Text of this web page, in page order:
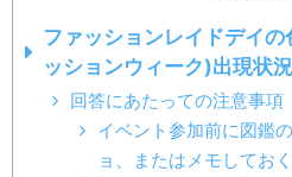
ファッションレイドデイ
ッションウィーク)出現状
回答にあたっての注意事項
イベント参加前に図鑑
ョ、またはメモしてお